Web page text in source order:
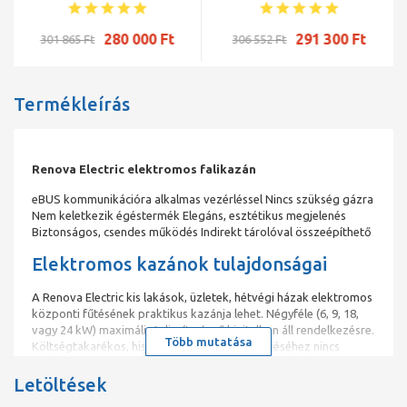
301 865 Ft 280 000 Ft 306 552 Ft 291 300 Ft
Termékleírás
Renova Electric elektromos falikazán
eBUS kommunikációra alkalmas vezérléssel Nincs szükség gázra
Nem keletkezik égéstermék Elegáns, esztétikus megjelenés
Biztonságos, csendes működés Indirekt tárolóval összeépíthető
Elektromos kazánok tulajdonságai
A Renova Electric kis lakások, üzletek, hétvégi házak elektromos
központi fűtésének praktikus kazánja lehet. Négyféle (6, 9, 18,
vagy 24 kW) maximális teljesítményű kivitelben áll rendelkezésre.
Költségtakarékos, hiszen a készülékek telepítéséhez nincs
évenkénti vizsgálatra és ellenőrzésre, így annak költségei
megtakaríthatók.
Több mutatása
Letöltések